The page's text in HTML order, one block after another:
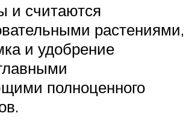
и считаются
растениями,
и удобрение
полноценного